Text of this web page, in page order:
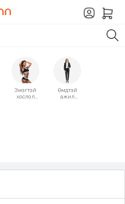
Эмэгтэй
хослол
Өмдтэй
ажил